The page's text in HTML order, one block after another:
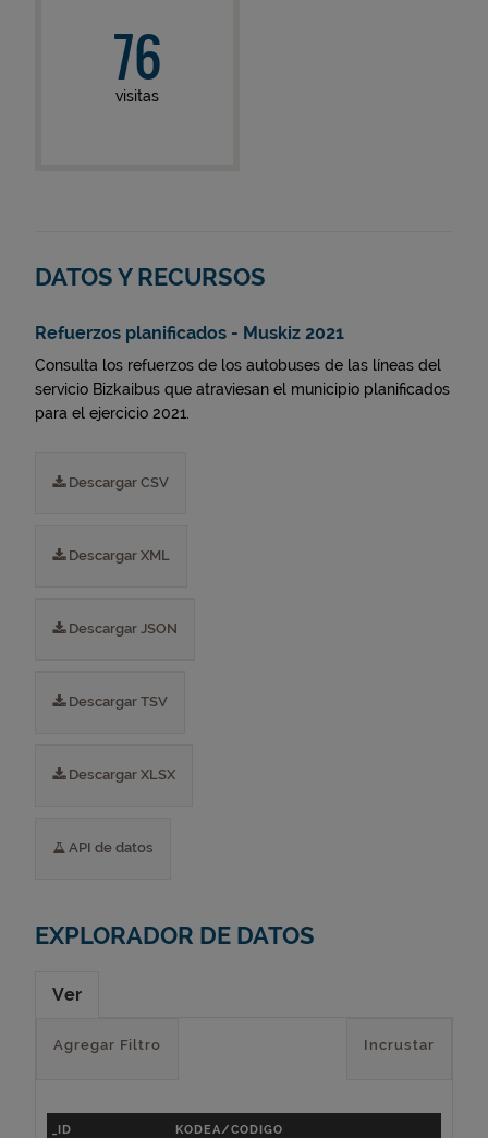
76
visitas
DATOS Y RECURSOS
Refuerzos planificados - Muskiz 2021
Consulta los refuerzos de los autobuses de las líneas del
servicio Bizkaibus que atraviesan el municipio planificados
para el ejercicio 2021.
Descargar CSV
Descargar XML
Descargar JSON
Descargar TSV
Descargar XLSX
API de datos
EXPLORADOR DE DATOS
Ver
Incrustar
Agregar Filtro
_ID KODEA/CODIGO